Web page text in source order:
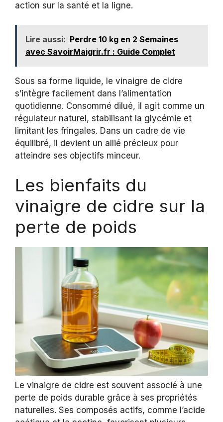
action sur la santé et la ligne.
Lire aussi: Perdre 10 kg en 2 Semaines
avec SavoirMaigrir.fr : Guide Complet
Sous sa forme liquide, le vinaigre de cidre
s’intègre facilement dans l’alimentation
quotidienne. Consommé dilué, il agit comme un
régulateur naturel, stabilisant la glycémie et
limitant les fringales. Dans un cadre de vie
équilibré, il devient un allié précieux pour
atteindre ses objectifs minceur.
Les bienfaits du
vinaigre de cidre sur la
perte de poids
Le vinaigre de cidre est souvent associé à une
perte de poids durable grâce à ses propriétés
naturelles. Ses composés actifs, comme l’acide